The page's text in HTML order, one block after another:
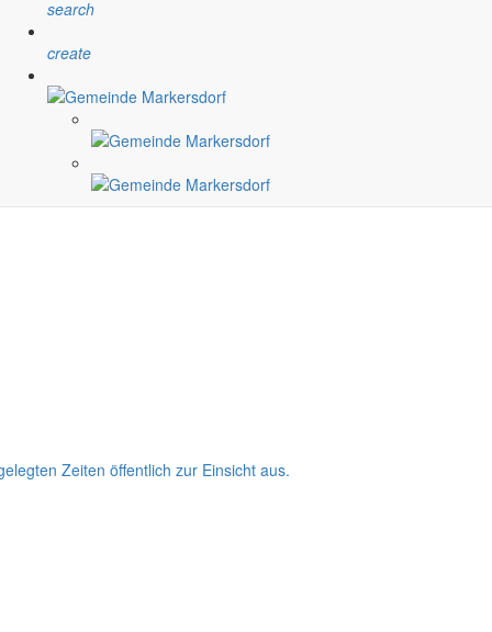
search
create
Zeiten öffentlich zur Einsicht aus.